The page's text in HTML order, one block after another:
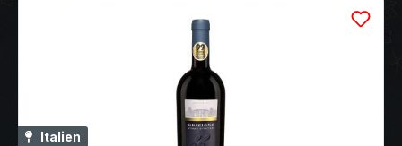
Italien